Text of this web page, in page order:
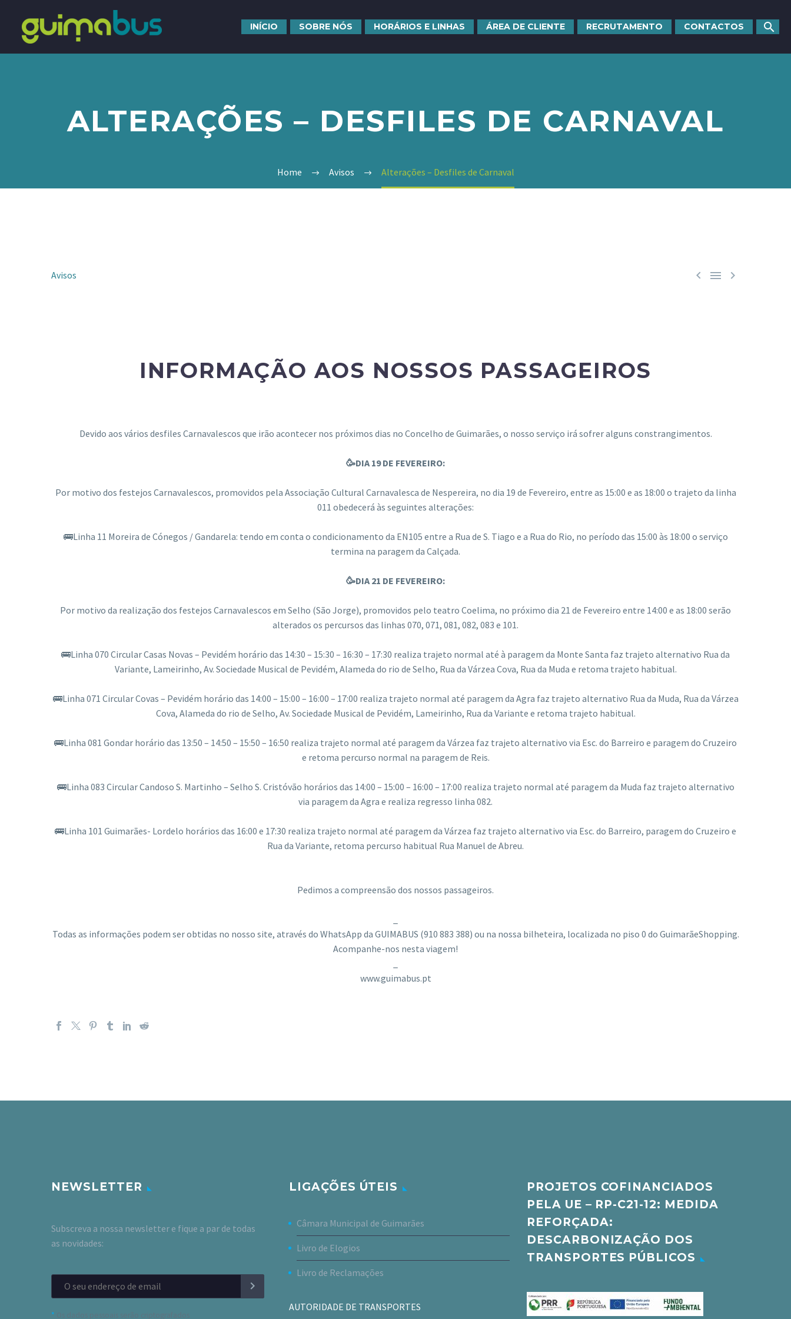
INÍCIO SOBRE NÓS HORÁRIOS E LINHAS ÁREA DE CLIENTE RECRUTAMENTO CONTACTOS
ALTERAÇÕES – DESFILES DE CARNAVAL
Home Avisos Alterações – Desfiles de Carnaval
  
Avisos
INFORMAÇÃO AOS NOSSOS PASSAGEIROS
Devido aos vários desfiles Carnavalescos que irão acontecer nos próximos dias no Concelho de Guimarães, o nosso serviço irá sofrer alguns constrangimentos.
🥳DIA 19 DE FEVEREIRO:
Por motivo dos festejos Carnavalescos, promovidos pela Associação Cultural Carnavalesca de Nespereira, no dia 19 de Fevereiro, entre as 15:00 e as 18:00 o trajeto da linha
011 obedecerá às seguintes alterações:
🚌Linha 11 Moreira de Cónegos / Gandarela: tendo em conta o condicionamento da EN105 entre a Rua de S. Tiago e a Rua do Rio, no período das 15:00 às 18:00 o serviço
termina na paragem da Calçada.
🥳DIA 21 DE FEVEREIRO:
Por motivo da realização dos festejos Carnavalescos em Selho (São Jorge), promovidos pelo teatro Coelima, no próximo dia 21 de Fevereiro entre 14:00 e as 18:00 serão
alterados os percursos das linhas 070, 071, 081, 082, 083 e 101.
🚌Linha 070 Circular Casas Novas – Pevidém horário das 14:30 – 15:30 – 16:30 – 17:30 realiza trajeto normal até à paragem da Monte Santa faz trajeto alternativo Rua da
Variante, Lameirinho, Av. Sociedade Musical de Pevidém, Alameda do rio de Selho, Rua da Várzea Cova, Rua da Muda e retoma trajeto habitual.
🚌Linha 071 Circular Covas – Pevidém horário das 14:00 – 15:00 – 16:00 – 17:00 realiza trajeto normal até paragem da Agra faz trajeto alternativo Rua da Muda, Rua da Várzea
Cova, Alameda do rio de Selho, Av. Sociedade Musical de Pevidém, Lameirinho, Rua da Variante e retoma trajeto habitual.
🚌Linha 081 Gondar horário das 13:50 – 14:50 – 15:50 – 16:50 realiza trajeto normal até paragem da Várzea faz trajeto alternativo via Esc. do Barreiro e paragem do Cruzeiro
e retoma percurso normal na paragem de Reis.
🚌Linha 083 Circular Candoso S. Martinho – Selho S. Cristóvão horários das 14:00 – 15:00 – 16:00 – 17:00 realiza trajeto normal até paragem da Muda faz trajeto alternativo
via paragem da Agra e realiza regresso linha 082.
🚌Linha 101 Guimarães- Lordelo horários das 16:00 e 17:30 realiza trajeto normal até paragem da Várzea faz trajeto alternativo via Esc. do Barreiro, paragem do Cruzeiro e
Rua da Variante, retoma percurso habitual Rua Manuel de Abreu.
Pedimos a compreensão dos nossos passageiros.
Todas as informações podem ser obtidas no nosso site, através do WhatsApp da GUIMABUS (910 883 388) ou na nossa bilheteira, localizada no piso 0 do GuimarãeShopping.
Acompanhe-nos nesta viagem!
www.guimabus.pt
NEWSLETTER
Subscreva a nossa newsletter e fique a par de todas
as novidades:
*
LIGAÇÕES ÚTEIS
Câmara Municipal de Guimarães
Livro de Elogios
Livro de Reclamações
AUTORIDADE DE TRANSPORTES
PROJETOS COFINANCIADOS
PELA UE – RP-C21-12: MEDIDA
REFORÇADA:
DESCARBONIZAÇÃO DOS
TRANSPORTES PÚBLICOS